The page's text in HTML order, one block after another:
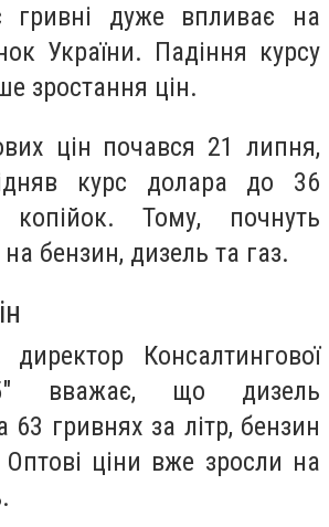
гривні дуже впливає на
України. Падіння курсу
зростання цін.
цін почався 21 липня,
курс долара до 36
Тому, почнуть
бензин, дизель та газ.
Консалтингової
вважає, що дизель
63 гривнях за літр, бензин
ціни вже зросли на